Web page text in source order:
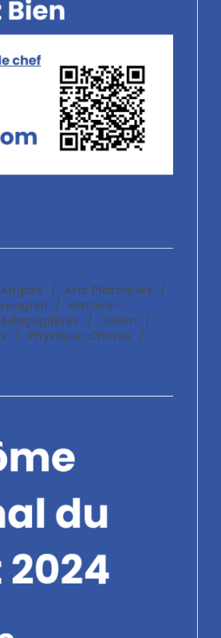
Anglais / Arts Plastiques /
/ Histoire-
/ Italien /
/ Physique-Chimie /